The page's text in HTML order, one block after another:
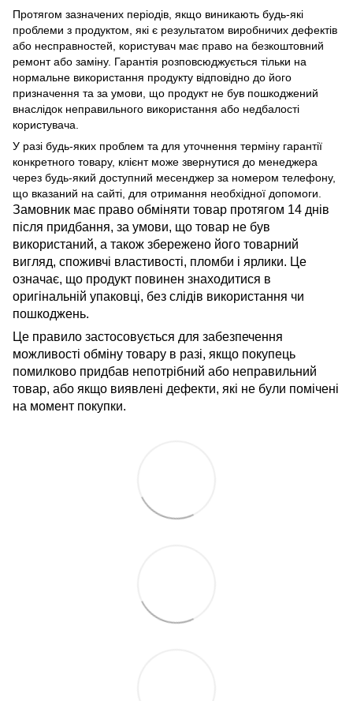
Протягом зазначених періодів, якщо виникають будь-які
проблеми з продуктом, які є результатом виробничих дефектів
або несправностей, користувач має право на безкоштовний
ремонт або заміну. Гарантія розповсюджується тільки на
нормальне використання продукту відповідно до його
призначення та за умови, що продукт не був пошкоджений
внаслідок неправильного використання або недбалості
користувача.
У разі будь-яких проблем та для уточнення терміну гарантії
конкретного товару, клієнт може звернутися до менеджера
через будь-який доступний месенджер за номером телефону,
що вказаний на сайті, для отримання необхідної допомоги.
Замовник має право обміняти товар протягом 14 днів
після придбання, за умови, що товар не був
використаний, а також збережено його товарний
вигляд, споживчі властивості, пломби і ярлики. Це
означає, що продукт повинен знаходитися в
оригінальній упаковці, без слідів використання чи
пошкоджень.
Це правило застосовується для забезпечення
можливості обміну товару в разі, якщо покупець
помилково придбав непотрібний або неправильний
товар, або якщо виявлені дефекти, які не були помічені
на момент покупки.